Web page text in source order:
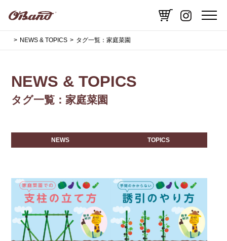
NEWS & TOPICS タグ一覧：家庭菜園
NEWS & TOPICS
タグ一覧：家庭菜園
NEWS TOPICS